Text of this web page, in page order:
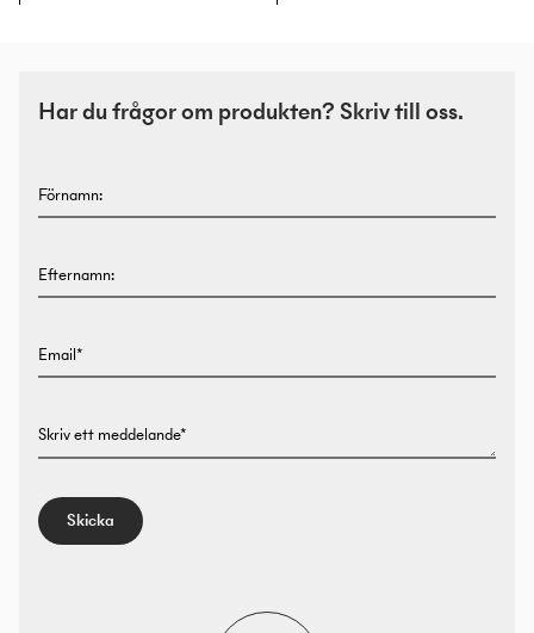
Har du frågor om produkten? Skriv till oss.
Förnamn:
Efternamn:
Email*
Skriv ett meddelande*
Skicka